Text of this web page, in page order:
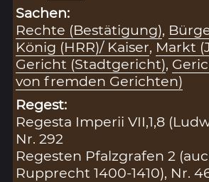
Sachen:
Rechte (Bestätigung),
König (HRR)/ Kaiser, Markt
Gericht (Stadtgericht),
von fremden Gerichten)
Regest:
Regesta Imperii VII,1,8
Nr. 292
Regesten Pfalzgrafen 2
Rupprecht 1400-1410), Nr.